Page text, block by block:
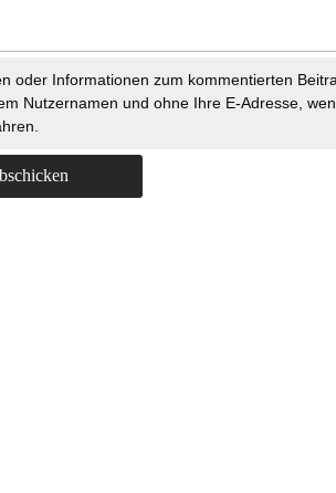
oder Informationen zum kommentierten
Nutzernamen und ohne Ihre E-Adresse,